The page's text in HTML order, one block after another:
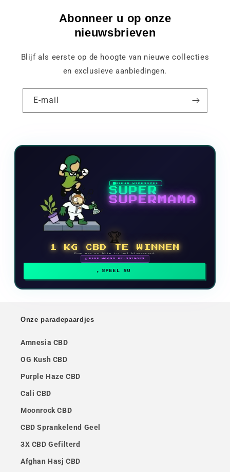
Abonneer u op onze
nieuwsbrieven
Blijf als eerste op de hoogte van nieuwe collecties
en exclusieve aanbiedingen.
E-mail
NIEUW VIDEOSPEL
SUPER
SUPERMAMA
🏆
1 KG CBD TE WINNEN
Doe mee en klim in het klassement
🗓 ELKE MAAND BELONINGEN
SPEEL NU
Onze paradepaardjes
Amnesia CBD
OG Kush CBD
Purple Haze CBD
Cali CBD
Moonrock CBD
CBD Sprankelend Geel
3X CBD Gefilterd
Afghan Hasj CBD